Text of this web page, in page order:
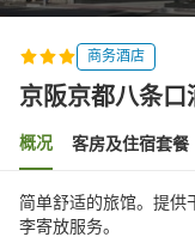
商务酒店
京阪京都八条口
概况 客房及住宿套餐
简单舒适的旅馆。提供
李寄放服务。